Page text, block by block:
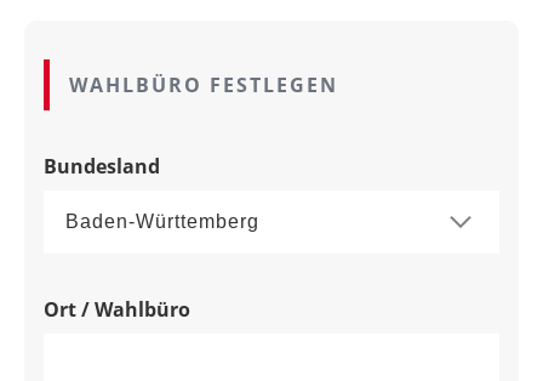
WAHLBÜRO FESTLEGEN
Bundesland
Ort / Wahlbüro